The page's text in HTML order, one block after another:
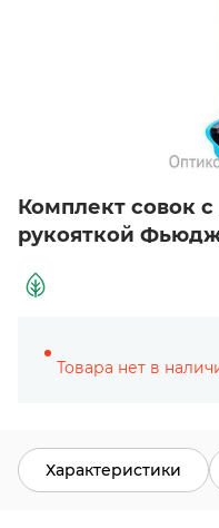
Комплект совок
рукояткой
Товара нет в
Характеристики